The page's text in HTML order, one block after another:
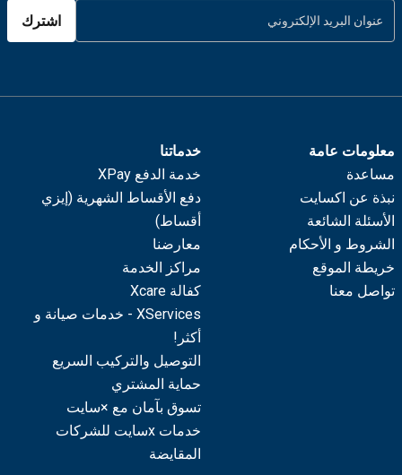
اشترك
معلومات عامة
مساعدة
نبذة عن اكسايت
الأسئلة الشائعة
الشروط و الأحكام
خريطة الموقع
تواصل معنا
خدماتنا
خدمة الدفع XPay
دفع الأقساط الشهرية (إيزي
أقساط)
معارضنا
مراكز الخدمة
كفالة Xcare
XServices - خدمات صيانة و
أكثر!
التوصيل والتركيب السريع
حماية المشتري
تسوق بآمان مع ×سايت
خدمات xسايت للشركات
المقايضة